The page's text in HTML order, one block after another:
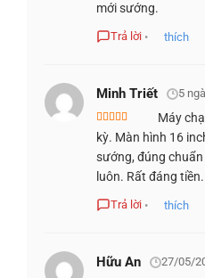
mới sướng.
Trả lời • thích
Minh Triết 5
Được xếp
hạng55 sao
Máy
kỳ. Màn hình 16
sướng, đúng
luôn. Rất đáng tiền.
Trả lời • thích
Hữu An 27/05/